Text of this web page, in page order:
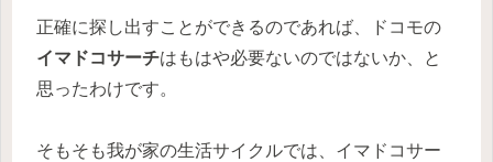
正確に探し出すことができるのであれば、ドコモの
イマドコサーチはもはや必要ないのではないか、と
思ったわけです。
そもそも我が家の生活サイクルでは、イマドコサー